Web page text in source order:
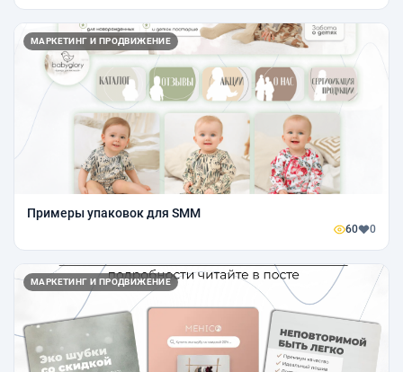
МАРКЕТИНГ И ПРОДВИЖЕНИЕ
Примеры упаковок для SMM
60 0
МАРКЕТИНГ И ПРОДВИЖЕНИЕ